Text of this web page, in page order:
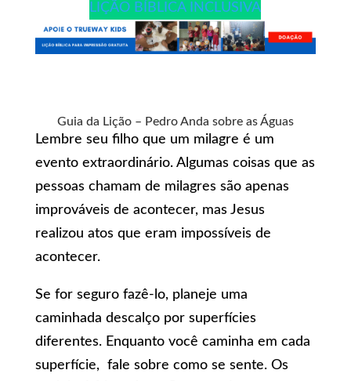
LIÇÃO BÍBLICA INCLUSIVA
Guia da Lição – Pedro Anda sobre as Águas
Lembre seu filho que um milagre é um
evento extraordinário. Algumas coisas que as
pessoas chamam de milagres são apenas
improváveis de acontecer, mas Jesus
realizou atos que eram impossíveis de
acontecer.
Se for seguro fazê-lo, planeje uma
caminhada descalço por superfícies
diferentes. Enquanto você caminha em cada
superfície, fale sobre como se sente. Os